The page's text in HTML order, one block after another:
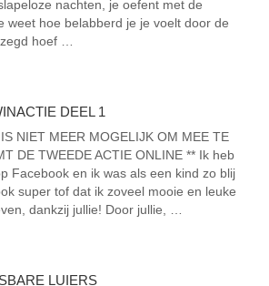
nachten, je oefent met de
weet hoe belabberd je je voelt door de
hoef …
DEEL 1
NIET MEER MOGELIJK OM MEE TE
DE TWEEDE ACTIE ONLINE ** Ik heb
Facebook en ik was als een kind zo blij
super tof dat ik zoveel mooie en leuke
dankzij jullie! Door jullie, …
LUIERS